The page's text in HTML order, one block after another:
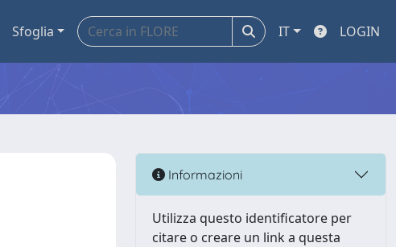
Sfoglia IT LOGIN
Informazioni
Utilizza questo identificatore per
citare o creare un link a questa